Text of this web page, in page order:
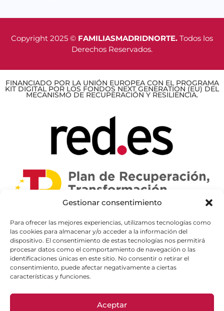
Gestionar consentimiento
Para ofrecer las mejores experiencias, utilizamos tecnologías como
las cookies para almacenar y/o acceder a la información del
dispositivo. El consentimiento de estas tecnologías nos permitirá
procesar datos como el comportamiento de navegación o las
identificaciones únicas en este sitio. No consentir o retirar el
consentimiento, puede afectar negativamente a ciertas
características y funciones.
Aceptar
Copyright 2025 © FAMILIASMADRIDNORTE. Todos los
Derechos Reservados.
FINANCIADO POR LA UNIÓN EUROPEA CON EL PROGRAMA
KIT DIGITAL POR LOS FONDOS NEXT GENERATION (EU) DEL
MECANISMO DE RECUPERACIÓN Y RESILIENCIA.